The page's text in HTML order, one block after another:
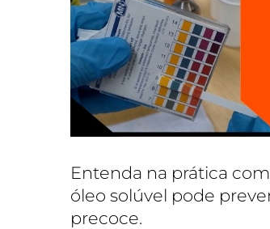
Image
Entenda na prática
óleo solúvel pode
precoce.